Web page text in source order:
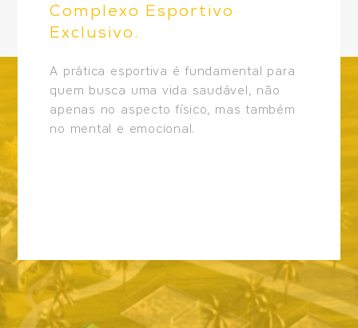
Complexo Esportivo
Exclusivo.
A prática esportiva é fundamental para
quem busca uma vida saudável, não
apenas no aspecto físico, mas também
no mental e emocional.